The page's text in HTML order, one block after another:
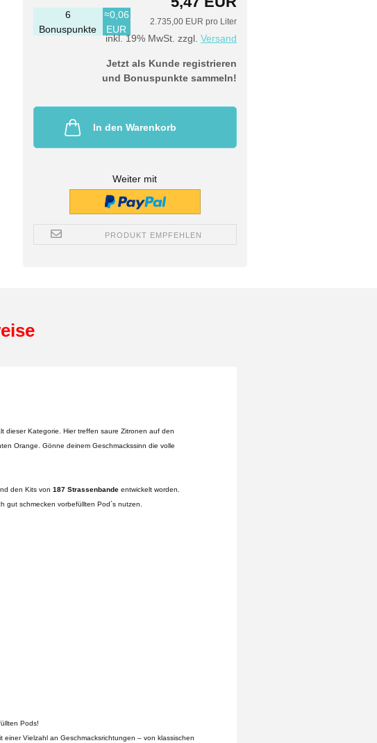
2.735,00 EUR pro Liter
inkl. 19% MwSt. zzgl. Versand
6
Bonuspunkte
≈0,06
EUR
Jetzt als Kunde registrieren
und Bonuspunkte sammeln!
In den Warenkorb
Weiter mit
PRODUKT EMPFEHLEN
dieser Kategorie. Hier treffen saure Zitronen auf den
Orange. Gönne deinem Geschmackssinn die volle
den Kits von 187 Strassenbande entwickelt worden.
gut schmecken vorbefüllten Pod`s nutzen.
Pods!
einer Vielzahl an Geschmacksrichtungen – von klassischen